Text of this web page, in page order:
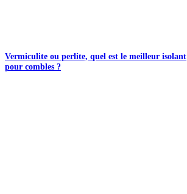
Vermiculite ou perlite, quel est le meilleur isolant
pour combles ?